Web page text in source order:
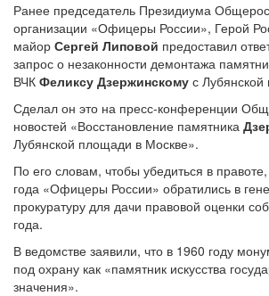
Ранее председатель Президиума
организации «Офицеры России», Герой
майор Сергей Липовой предоставил
запрос о незаконности демонтажа
ВЧК Феликсу Дзержинскому с
Сделал он это на пресс-конференции
новостей «Восстановление памятника
Лубянской площади в Москве».
По его словам, чтобы убедиться в
года «Офицеры России» обратились в
прокуратуру для дачи правовой оценки
года.
В ведомстве заявили, что в 1960 году
под охрану как «памятник искусства
значения».